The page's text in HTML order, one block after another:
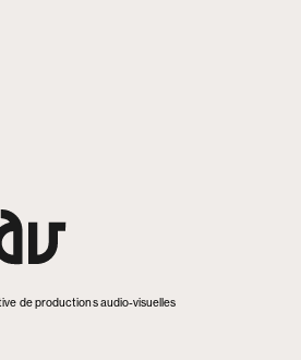
de productions audio-visuelles